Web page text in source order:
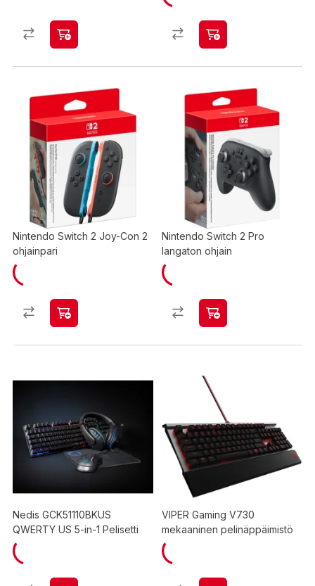
Nintendo Switch 2 Joy-Con 2
ohjainpari
Nintendo Switch 2 Pro
langaton ohjain
Nedis GCK51110BKUS
QWERTY US 5-in-1 Pelisetti
VIPER Gaming V730
mekaaninen pelinäppäimistö